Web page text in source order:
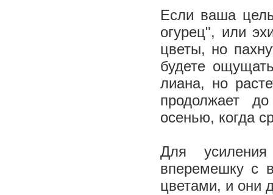
Если ваша
огурец", или
цветы, но
будете
лиана, но
продолжает
осенью, когда
Для усиления
вперемешку с
цветами, и они